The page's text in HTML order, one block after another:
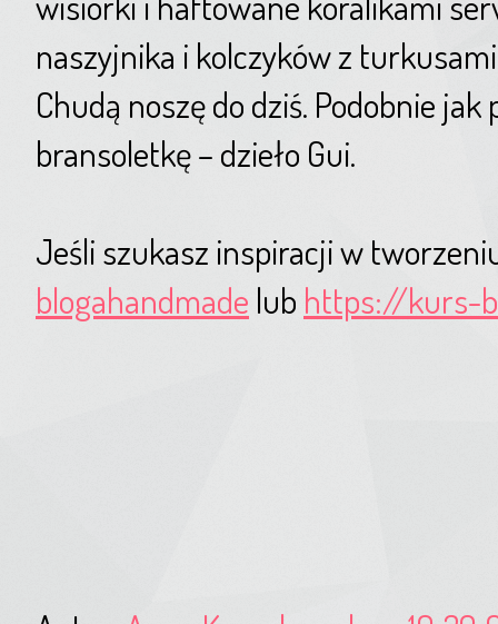
naszyjnika i kolczyków z
Chudą noszę do dziś. Podobnie
bransoletkę – dzieło Gui.
Jeśli szukasz inspiracji w
blogahandmade lub https://kurs-